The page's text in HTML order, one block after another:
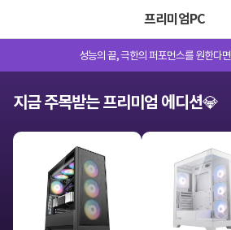
프리미엄PC
성능의 끝, 극한의 퍼포먼스를 원한다면
지금 주목받는 프리미엄 에디션💎